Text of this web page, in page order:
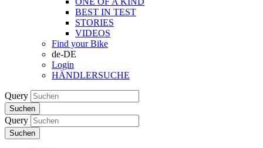
BEST IN TEST
STORIES
VIDEOS
Find your Bike
de-DE
Login
HÄNDLERSUCHE
Query
Suchen
Query
Suchen